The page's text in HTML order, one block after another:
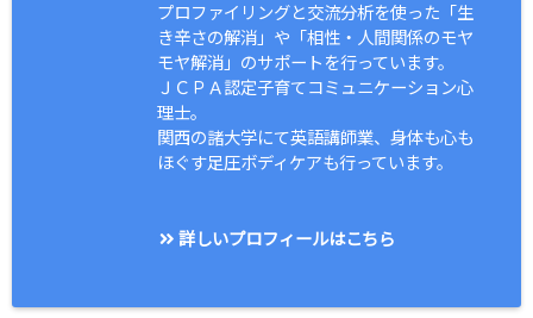
プロファイリングと交流分析を使った「生
き辛さの解消」や「相性・人間関係のモヤ
モヤ解消」のサポートを行っています。
ＪＣＰＡ認定子育てコミュニケーション心
理士。
関西の諸大学にて英語講師業、身体も心も
ほぐす足圧ボディケアも行っています。
詳しいプロフィールはこちら